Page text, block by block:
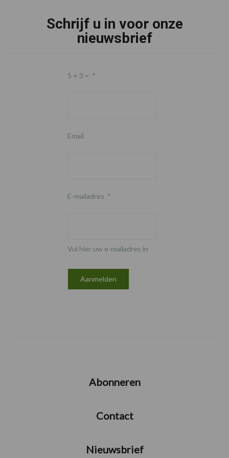
Schrijf u in voor onze
nieuwsbrief
5 + 3 = *
Email
E-mailadres *
Vul hier uw e-mailadres in
Abonneren
Contact
Nieuwsbrief